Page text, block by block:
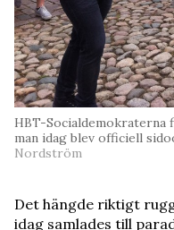
HBT-Socialdemokraterna
man idag blev officiell
Nordström
Det hängde riktigt
idag samlades till